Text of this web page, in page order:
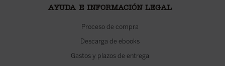
AYUDA E INFORMACIÓN LEGAL
Proceso de compra
Descarga de ebooks
Gastos y plazos de entrega